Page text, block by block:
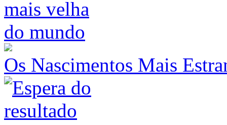
Os Nascimentos Mais